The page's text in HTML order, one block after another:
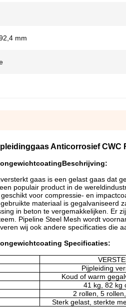
mm
Anticorrosief CWC
Beschrijving:
gaas is een gelast gaas dat
populair product in de
voor compressie- en
materiaal is
in beton te vergemakkelijken. Er
Pipeline Steel Mesh wordt
wij ook andere specificaties die
Specificaties:
Pijpleiding
Koud of warm
41 kg, 82 kg
2 rollen, 5
Sterk gelast, sterkte